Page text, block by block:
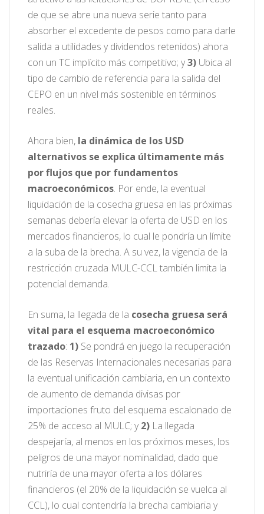
de que se abre una nueva serie tanto para
absorber el excedente de pesos como para darle
salida a utilidades y dividendos retenidos) ahora
con un TC implícito más competitivo; y3) Ubica al
tipo de cambio de referencia para la salida del
CEPO en un nivel más sostenible en términos
reales.
Ahora bien, la dinámica de los USD
alternativos se explica últimamente más
por flujos que por fundamentos
macroeconómicos. Por ende, la eventual
liquidación de la cosecha gruesa en las próximas
semanas debería elevar la oferta de USD en los
mercados financieros, lo cual le pondría un límite
a la suba de la brecha. A su vez, la vigencia de la
restricción cruzada MULC-CCL también limita la
potencial demanda.
En suma, la llegada de la cosecha gruesa será
vital para el esquema macroeconómico
trazado: 1) Se pondrá en juego la recuperación
de las Reservas Internacionales necesarias para
la eventual unificación cambiaria, en un contexto
de aumento de demanda divisas por
importaciones fruto del esquema escalonado de
25% de acceso al MULC; y2) La llegada
despejaría, al menos en los próximos meses, los
peligros de una mayor nominalidad, dado que
nutriría de una mayor oferta a los dólares
financieros (el 20% de la liquidación se vuelca al
CCL), lo cual contendría la brecha cambiaria y